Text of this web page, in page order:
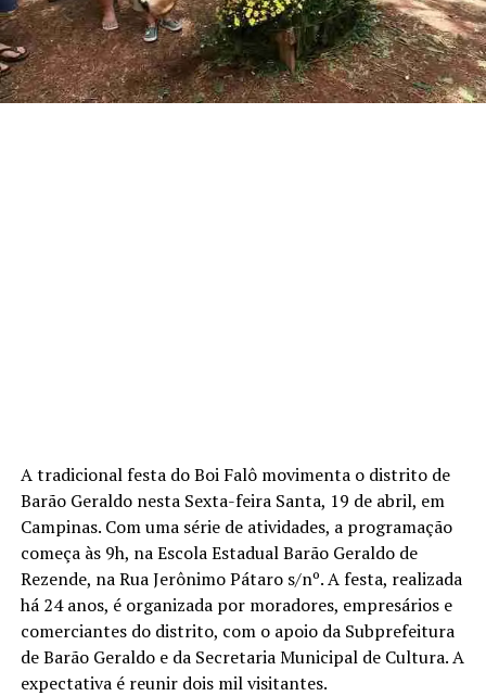
A tradicional festa do Boi Falô movimenta o distrito de
Barão Geraldo nesta Sexta-feira Santa, 19 de abril, em
Campinas. Com uma série de atividades, a programação
começa às 9h, na Escola Estadual Barão Geraldo de
Rezende, na Rua Jerônimo Pátaro s/nº. A festa, realizada
há 24 anos, é organizada por moradores, empresários e
comerciantes do distrito, com o apoio da Subprefeitura
de Barão Geraldo e da Secretaria Municipal de Cultura. A
expectativa é reunir dois mil visitantes.